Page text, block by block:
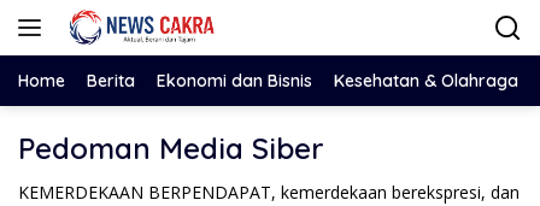
Langsung
Home Berita Ekonomi dan Bisnis Kesehatan & Olahraga
Pedoman Media Siber
KEMERDEKAAN BERPENDAPAT, kemerdekaan berekspresi, dan